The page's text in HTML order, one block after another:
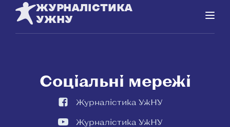
ЖУРНАЛІСТИКА
УЖНУ
Соціальні мережі
Журналістика УжНУ
Журналістика УжНУ